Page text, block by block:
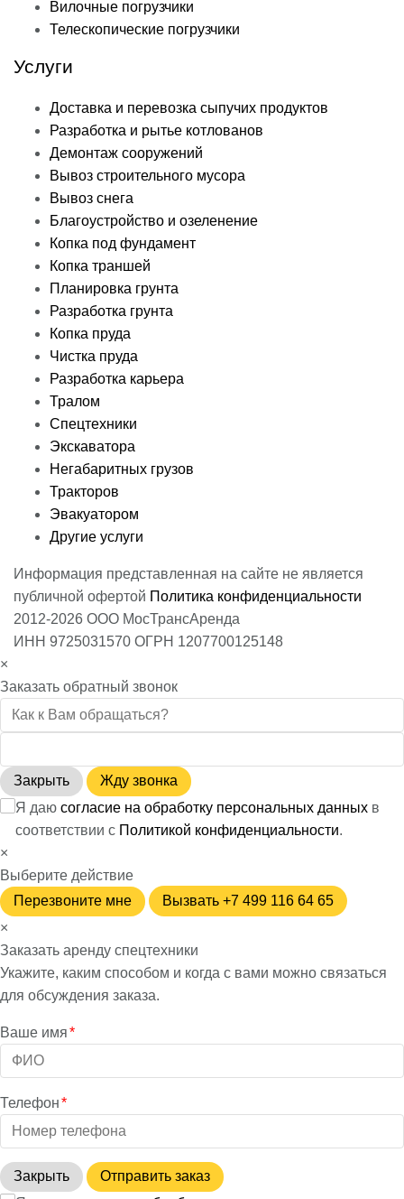
Вилочные погрузчики
Телескопические погрузчики
Услуги
Доставка и перевозка сыпучих продуктов
Разработка и рытье котлованов
Демонтаж сооружений
Вывоз строительного мусора
Вывоз снега
Благоустройство и озеленение
Копка под фундамент
Копка траншей
Планировка грунта
Разработка грунта
Копка пруда
Чистка пруда
Разработка карьера
Тралом
Спецтехники
Экскаватора
Негабаритных грузов
Тракторов
Эвакуатором
Другие услуги
Информация представленная на сайте не является
публичной офертой Политика конфиденциальности
2012-2026 ООО МосТрансАренда
ИНН 9725031570 ОГРН 1207700125148
×
Заказать обратный звонок
Закрыть
Жду звонка
Я даю согласие на обработку персональных данных в
соответствии с Политикой конфиденциальности.
×
Выберите действие
Перезвоните мне
Вызвать +7 499 116 64 65
×
Заказать аренду спецтехники
Укажите, каким способом и когда с вами можно связаться
для обсуждения заказа.
Ваше имя*
Телефон*
Закрыть
Отправить заказ